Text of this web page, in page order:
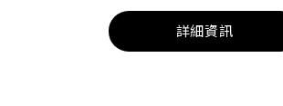
詳細資訊